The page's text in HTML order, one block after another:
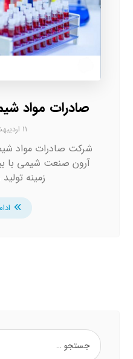
صادرات مواد
۱۱ اردیبهشت، ۱۴۰۳
شرکت صادرات مواد
آرون صنعت شیمی با
زمینه